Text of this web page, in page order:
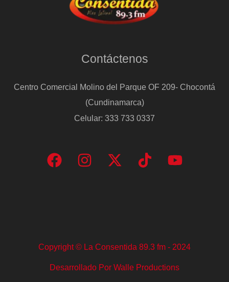
Contáctenos
Centro Comercial Molino del Parque OF 209- Chocontá
(Cundinamarca)
Celular: 333 733 0337
Copyright © La Consentida 89.3 fm - 2024
Desarrollado Por Walle Productions